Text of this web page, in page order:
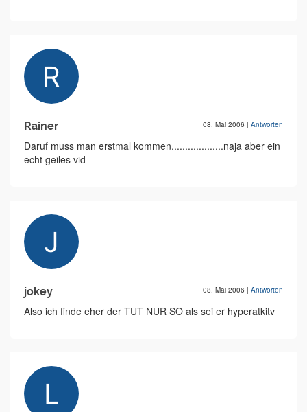
Rainer 08. Mai 2006 | Antworten
Daruf muss man erstmal kommen...................naja aber ein
echt geiles vid
jokey 08. Mai 2006 | Antworten
Also ich finde eher der TUT NUR SO als sei er hyperatkitv